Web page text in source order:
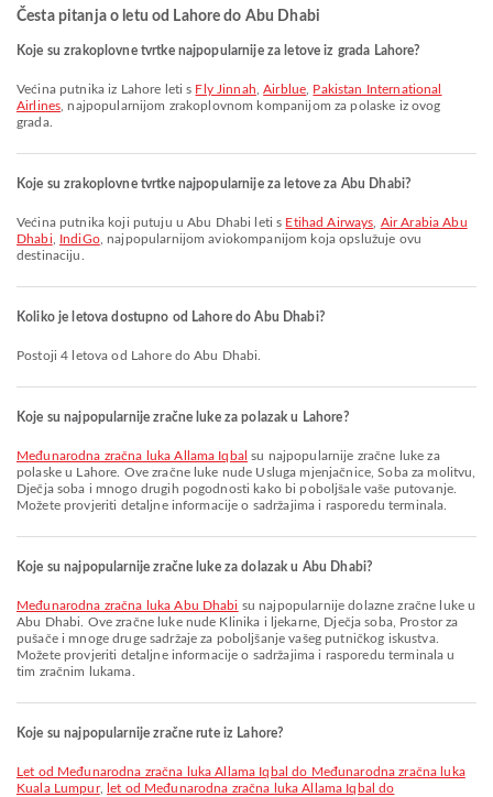
Česta pitanja o letu od Lahore do Abu Dhabi
Koje su zrakoplovne tvrtke najpopularnije za letove iz grada Lahore?
Većina putnika iz Lahore leti s Fly Jinnah ,Airblue Pakistan International
Airlines , najpopularnijom zrakoplovnom kompanijom za polaske iz ovog
grada.
Koje su zrakoplovne tvrtke najpopularnije za letove za Abu Dhabi?
Većina putnika koji putuju u Abu Dhabi leti s Etihad Airways Air Arabia Abu
Dhabi
IndiGo, najpopularnijom aviokompanijom koja opslužuje ovu
destinaciju.
Koliko je letova dostupno od Lahore do Abu Dhabi?
Postoji 4 letova od Lahore do Abu Dhabi.
Koje su najpopularnije zračne luke za polazak u Lahore?
Međunarodna zračna luka Allama Iqbal su najpopularnije zračne luke za
polaske u Lahore. Ove zračne luke nude Usluga mjenjačnice, Soba za molitvu,
Dječja soba i mnogo drugih pogodnosti kako bi poboljšale vaše putovanje.
Možete provjeriti detaljne informacije o sadržajima i rasporedu terminala.
Koje su najpopularnije zračne luke za dolazak u Abu Dhabi?
Međunarodna zračna luka Abu Dhabi su najpopularnije dolazne zračne luke u
Abu Dhabi. Ove zračne luke nude Klinika i ljekarne, Dječja soba, Prostor za
pušače i mnoge druge sadržaje za poboljšanje vašeg putničkog iskustva.
Možete provjeriti detaljne informacije o sadržajima i rasporedu terminala u
tim zračnim lukama.
Koje su najpopularnije zračne rute iz Lahore?
let od Međunarodna zračna luka Allama Iqbal do Međunarodna zračna luka
Kuala Lumpur,
let od Međunarodna zračna luka Allama Iqbal do